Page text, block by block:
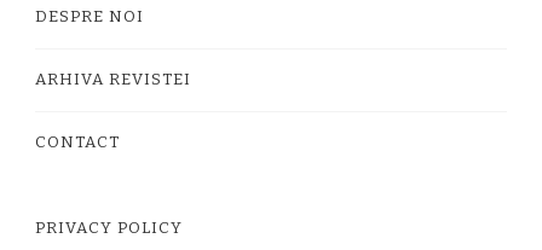
DESPRE NOI
ARHIVA REVISTEI
CONTACT
PRIVACY POLICY